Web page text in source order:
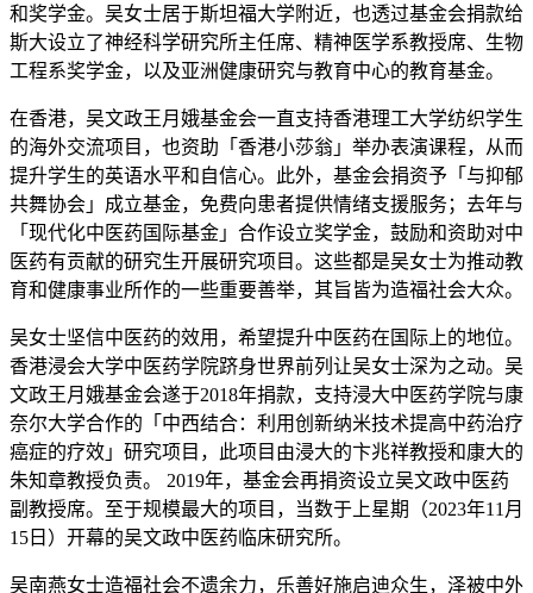
和奖学金。吴女士居于斯坦福大学附近，也透过基金会捐款给
斯大设立了神经科学研究所主任席、精神医学系教授席、生物
工程系奖学金，以及亚洲健康研究与教育中心的教育基金。
在香港，吴文政王月娥基金会一直支持香港理工大学纺织学生
的海外交流项目，也资助「香港小莎翁」举办表演课程，从而
提升学生的英语水平和自信心。此外，基金会捐资予「与抑郁
共舞协会」成立基金，免费向患者提供情绪支援服务；去年与
「现代化中医药国际基金」合作设立奖学金，鼓励和资助对中
医药有贡献的研究生开展研究项目。这些都是吴女士为推动教
育和健康事业所作的一些重要善举，其旨皆为造福社会大众。
吴女士坚信中医药的效用，希望提升中医药在国际上的地位。
香港浸会大学中医药学院跻身世界前列让吴女士深为之动。吴
文政王月娥基金会遂于2018年捐款，支持浸大中医药学院与康
奈尔大学合作的「中西结合：利用创新纳米技术提高中药治疗
癌症的疗效」研究项目，此项目由浸大的卞兆祥教授和康大的
朱知章教授负责。 2019年，基金会再捐资设立吴文政中医药
副教授席。至于规模最大的项目，当数于上星期（2023年11月
15日）开幕的吴文政中医药临床研究所。
吴南燕女士造福社会不遗余力，乐善好施启迪众生，泽被中外